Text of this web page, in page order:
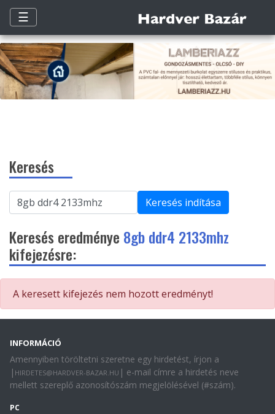
☰
Keresés
Keresés indítása
Keresés eredménye 8gb ddr4 2133mhz
kifejezésre:
A keresett kifejezés nem hozott eredményt!
INFORMÁCIÓ
Amennyiben töröltetni szeretne egy hirdetést, írjon a
| HIRDETES@HARDVER-BAZAR.HU | e-mail címre a hirdetés neve
mellett szereplő azonosítószám megjelölésével (#szám).
PC